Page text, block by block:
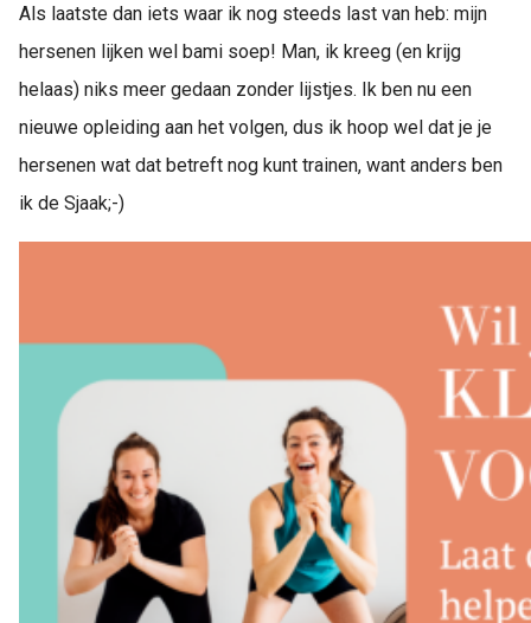
Als laatste dan iets waar ik nog steeds last van heb: mijn
hersenen lijken wel bami soep! Man, ik kreeg (en krijg
helaas) niks meer gedaan zonder lijstjes. Ik ben nu een
nieuwe opleiding aan het volgen, dus ik hoop wel dat je je
hersenen wat dat betreft nog kunt trainen, want anders ben
ik de Sjaak;-)